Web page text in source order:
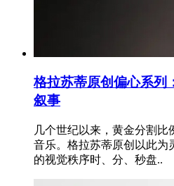
格拉苏蒂原创偏心系列
叙事
几个世纪以来，黄金分割
音乐。格拉苏蒂原创以此为
的视觉秩序时、分、秒盘..